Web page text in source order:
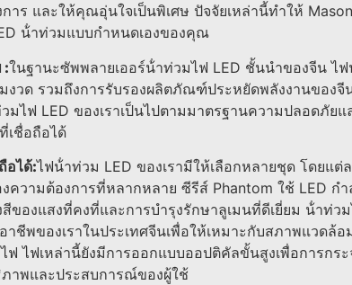
าร และให้คุณอุ่นใจเป็นพิเศษ ปัจจัยเหล่านี้ทําให้
น้ําท่วมแบบกําหนดเองของคุณ
:ในฐานะซัพพลายเออร์น้ําท่วมไฟ LED ชั้นนําของจีน ไ
งวด รวมถึงการรับรองผลิตภัณฑ์ประหยัดพลังงานของจี
มไฟ LED ของเราเป็นไปตามมาตรฐานความปลอดภัย
ชื่อถือได้
อได้:ไฟน้ําท่วม LED ของเรามีให้เลือกหลายชุด โดยแต่
วามต้องการที่หลากหลาย ซีรีส์ Phantom ใช้ LED กําลั
ของแสงที่คงที่และการบํารุงรักษาลูเมนที่ดีเยี่ยม น้ําท่ว
ชีพของเราในประเทศจีนเพื่อให้เหมาะกับสภาพแวดล้อ
ไฟเหล่านี้ยังมีการออกแบบออปติคัลขั้นสูงเพื่อการกร
าพและประสบการณ์ของผู้ใช้